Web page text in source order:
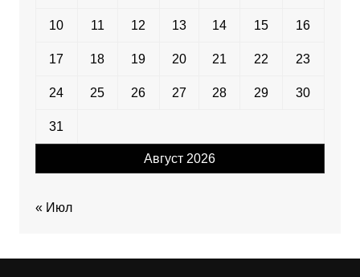
Август 2026
10 11 12 13 14 15 16
17 18 19 20 21 22 23
24 25 26 27 28 29 30
31
« Июл